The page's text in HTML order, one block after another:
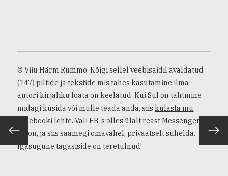
VAHETEVAHEL
© Viiu Härm Rummo. Kõigi sellel veebisaidil avaldatud
(147) piltide ja tekstide mis tahes kasutamine ilma
autori kirjaliku loata on keelatud. Kui Sul on tahtmine
midagi küsida või mulle teada anda, siiskülasta mu
Facebooki lehte. Vali FB-s olles ülalt reast Messengeri
ikoon, ja siis saamegi omavahel, privaatselt suhelda.
Igasugune tagasiside on teretulnud!